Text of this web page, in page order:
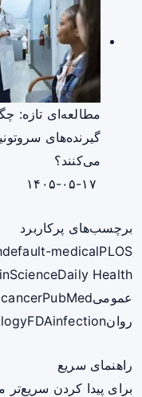
مطالعه‌ای تازه:
گیرنده‌های
می‌کنند؟
برچسب‌های پرکاربرد
default-medicalPLOS
ScienceDaily Health
عمومی
cancerPubMed
روان
FDAinfection
راهنمای سریع
برای پیدا کردن